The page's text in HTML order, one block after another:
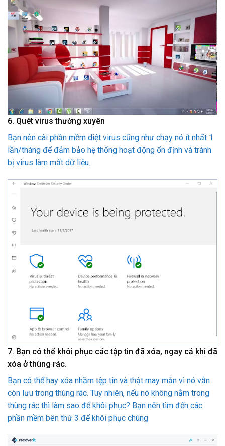
6. Quét virus thường xuyên
Bạn nên cài phần mềm diệt virus cũng như chạy nó ít nhất 1
lần/tháng để đảm bảo hệ thống hoạt động ổn định và tránh
bị virus làm mất dữ liệu.
7. Bạn có thể khôi phục các tập tin đã xóa, ngay cả khi đã
xóa ở thùng rác.
Bạn có thể hay xóa nhầm tệp tin và thật may mắn vì nó vẫn
còn lưu trong thùng rác. Tuy nhiên, nếu nó không nằm trong
thùng rác thì làm sao để khôi phục? Bạn nên tìm đến các
phần mềm bên thứ 3 để khôi phục chúng